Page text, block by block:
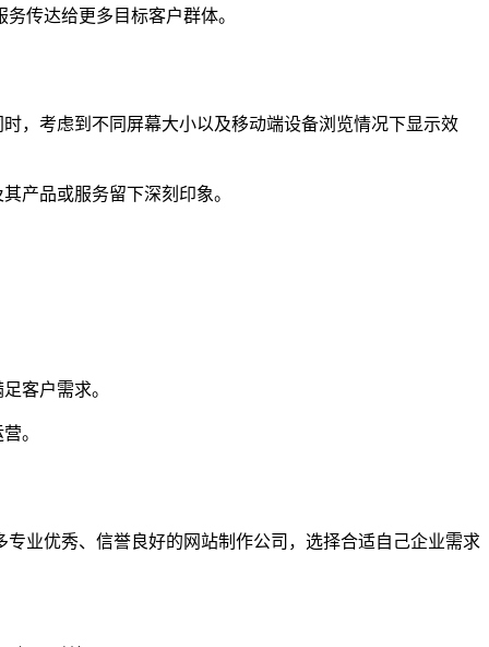
传达给更多目标客户群体。
，考虑到不同屏幕大小以及移动端设备浏览情况下显示效
产品或服务留下深刻印象。
客户需求。
。
业优秀、信誉良好的网站制作公司，选择合适自己企业需求